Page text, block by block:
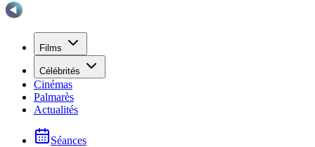
Films
Célébrités
Cinémas
Palmarès
Actualités
Séances